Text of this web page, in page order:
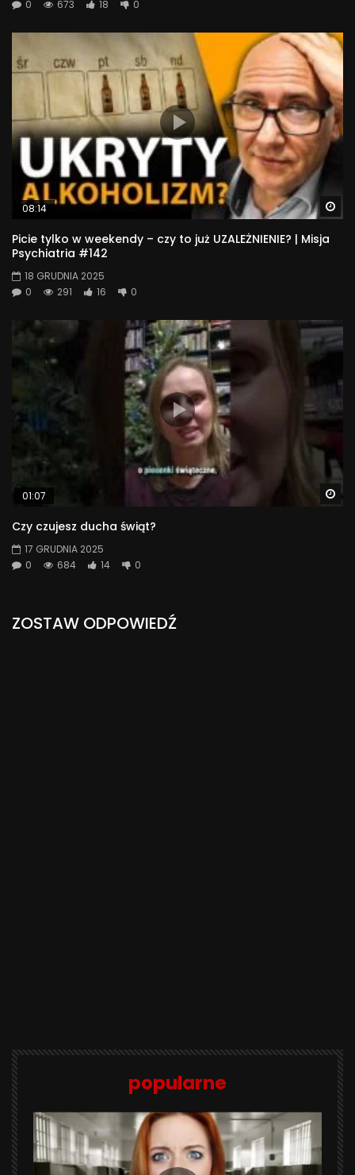
0 673 18 0
08:14
Picie tylko w weekendy – czy to już UZALEŻNIENIE? | Misja
Psychiatria #142
18 GRUDNIA 2025
0
291 16 0
01:07
Czy czujesz ducha świąt?
17 GRUDNIA 2025
0
684 14 0
ZOSTAW ODPOWIEDŹ
popularne